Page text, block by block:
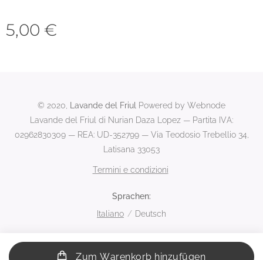
5,00 €
Zum Warenkorb hinzufügen
© 2020, Lavande del Friul
Powered by Webnode
Lavande del Friul di Nurian Daza Lopez — Partita IVA:
02962830309 — REA: UD-352799 — Via Teodosio Trebellio 34,
Latisana 33053
Termini e condizioni
Sprachen
Italiano
Deutsch